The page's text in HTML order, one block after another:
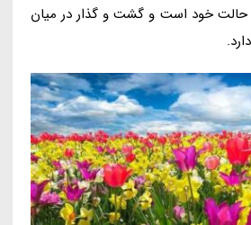
حالت خود است و گشت و گذار در میان